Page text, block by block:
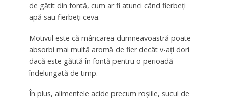
de gătit din fontă, cum ar fi atunci când fierbeți
apă sau fierbeți ceva.
Motivul este că mâncarea dumneavoastră poate
absorbi mai multă aromă de fier decât v-ați dori
dacă este gătită în fontă pentru o perioadă
îndelungată de timp.
În plus, alimentele acide precum roșiile, sucul de